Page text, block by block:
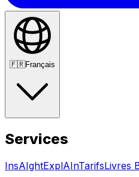
🇫🇷Français
Services
InsAIghtExplAInTarifsLivres